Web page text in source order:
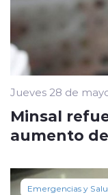
Jueves 28 de
Minsal
aumento
Emergencias y